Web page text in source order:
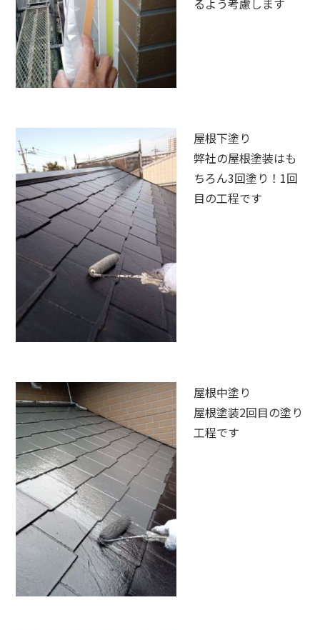
るよう考慮します
屋根下塗り
弊社の屋根塗装はも
ちろん3回塗り！1回
目の工程です
屋根中塗り
屋根塗装2回目の塗り
工程です